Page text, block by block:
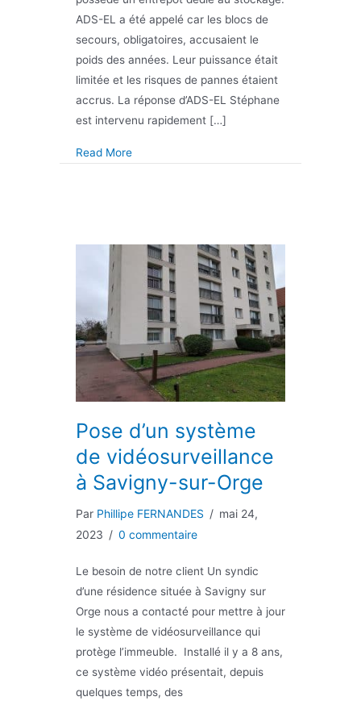
ADS-EL a été appelé car les blocs de
secours, obligatoires, accusaient le
poids des années. Leur puissance était
limitée et les risques de pannes étaient
accrus. La réponse d’ADS-EL Stéphane
est intervenu rapidement […]
Read Moreabout Changement de blocs de sécurité
Pose d’un système
de vidéosurveillance
à Savigny-sur-Orge
Par Phillipe FERNANDES / mai 24,
2023 / 0 commentaire
Le besoin de notre client Un syndic
d’une résidence située à Savigny sur
Orge nous a contacté pour mettre à jour
le système de vidéosurveillance qui
protège l’immeuble. Installé il y a 8 ans,
ce système vidéo présentait, depuis
quelques temps, des